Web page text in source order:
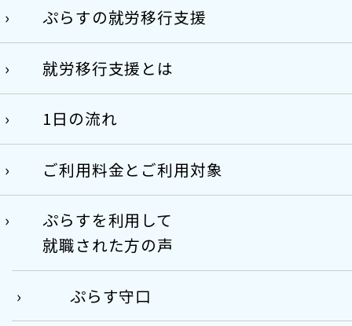
ぷらすの就労移行支援
就労移行支援とは
1日の流れ
ご利用料金とご利用対象
ぷらすを利用して
就職された方の声
ぷらす守口